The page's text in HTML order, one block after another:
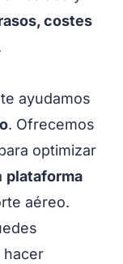
costes
ayudamos
. Ofrecemos
optimizar
plataforma
aéreo.
hacer